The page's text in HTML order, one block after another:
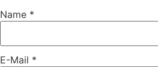
Name *
E-Mail *